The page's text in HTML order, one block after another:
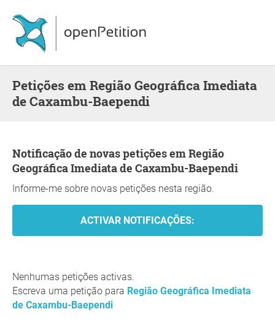
Petições em Região Geográfica Imediata
de Caxambu-Baependi
Notificação de novas petições em Região
Geográfica Imediata de Caxambu-Baependi
Informe-me sobre novas petições nesta região.
Nenhumas petições activas.
Escreva uma petição para Região Geográfica Imediata
de Caxambu-Baependi